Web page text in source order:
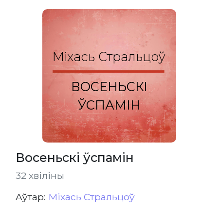
Міхась Стральцоў
ВОСЕНЬСКІ
ЎСПАМІН
Восеньскі ўспамін
32 хвіліны
Aўтар: Міхась Стральцоў